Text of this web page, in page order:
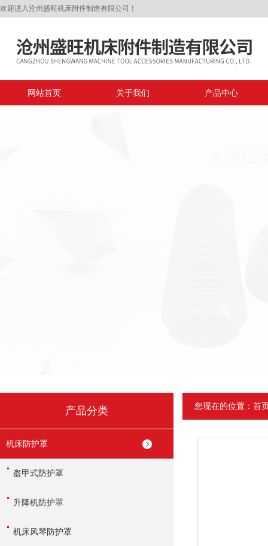
欢迎进入沧州盛旺机床附件制造有限公司！
网站首页 关于我们 产品中心
产品分类
机床防护罩
盔甲式防护罩
升降机防护罩
机床风琴防护罩
您现在的位置： 首